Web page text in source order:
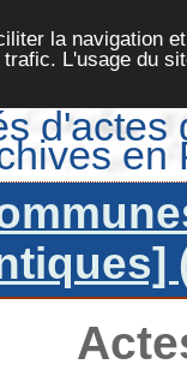
la navigation
L'usage du
d'actes
en